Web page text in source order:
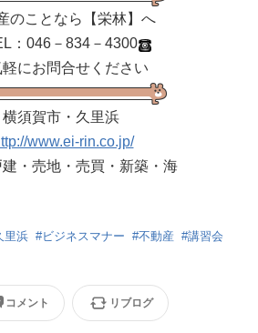
のことなら【栄林】へ
：046－834－4300
にお問合せください
須賀市・久里浜
www.ei-rin.co.jp/
・売地・売買・新築・海
里浜 #ビジネスマナー #不動産 #講習会
コメント リブログ